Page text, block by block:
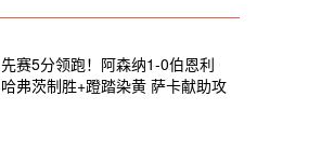
先赛5分领跑！阿森纳1-0伯恩利
哈弗茨制胜+蹬踏染黄 萨卡献助攻